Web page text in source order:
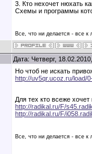
3. Кто нехочет нюхать
Схемы и программы
Все, что ни делается - все к
Дата: Четверг,
Но чтоб не искать
http://uv5qr.ucoz.ru/load/
Для тех кто всеже
http://radikal.ru/F/
http://radikal.ru/F/
Все, что ни делается - все к